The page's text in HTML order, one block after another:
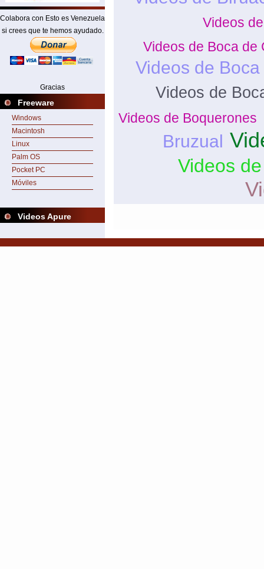
Colabora con Esto es Venezuela
si crees que te hemos ayudado.
Gracias
Freeware
Windows
Macintosh
Linux
Palm OS
Pocket PC
Móviles
Videos Apure
Videos
Videos de Boca de
Videos de
Videos de
Videos de Boquerones
Bruzual
Videos